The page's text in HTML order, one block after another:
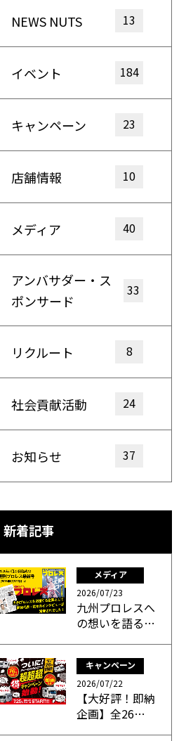
NEWS NUTS 13
イベント 184
キャンペーン 23
店舗情報 10
メディア 40
アンバサダー・ス
ポンサード
33
リクルート 8
社会貢献活動 24
お知らせ 37
新着記事
メディア
2026/07/23
九州プロレスへ
の想いを語る…
キャンペーン
2026/07/22
【大好評！即納
企画】全26…